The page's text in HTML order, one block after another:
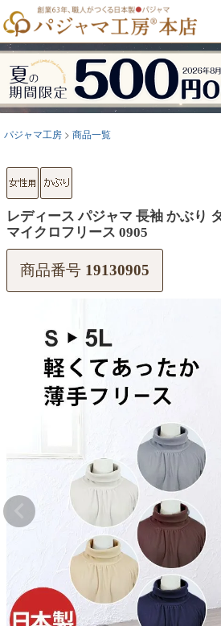
パジャマ工房 商品一覧
レディース パジャマ 長袖 かぶり
マイクロフリース 0905
商品番号 19130905